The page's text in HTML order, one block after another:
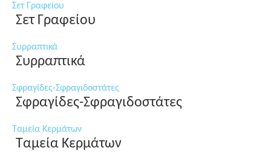
Σετ Γραφείου
Σετ Γραφείου
Συρραπτικά
Συρραπτικά
Σφραγίδες-Σφραγιδοστάτες
Σφραγίδες-Σφραγιδοστάτες
Ταμεία Κερμάτων
Ταμεία Κερμάτων